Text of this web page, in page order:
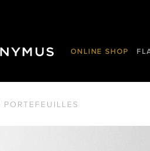
ONLINE SHOP
PORTEFEUILLES